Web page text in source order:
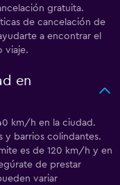
gratuita.
de cancelación de
a encontrar el
viaje.
en
km/h en la ciudad.
y barrios colindantes.
es de 120 km/h y en
de prestar
variar